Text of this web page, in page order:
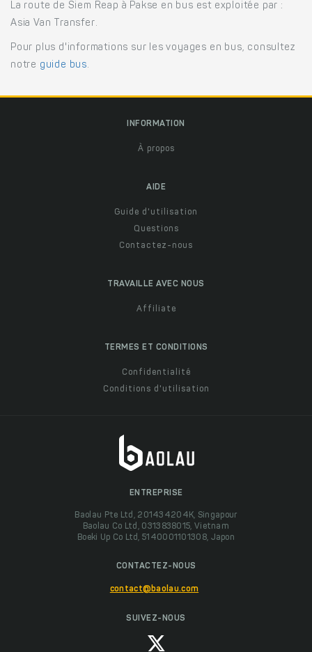
La route de Siem Reap à Pakse en bus est exploitée par :
Asia Van Transfer.
Pour plus d'informations sur les voyages en bus, consultez
notre guide bus.
INFORMATION
À propos
AIDE
Guide d'utilisation
Questions
Contactez-nous
TRAVAILLE AVEC NOUS
Affiliate
TERMES ET CONDITIONS
Confidentialité
Conditions d'utilisation
ENTREPRISE
Baolau Pte Ltd, 201434204K, Singapour
Baolau Co Ltd, 0313838015, Vietnam
Boeki Up Co Ltd, 5140001101308, Japon
CONTACTEZ-NOUS
contact@baolau.com
SUIVEZ-NOUS